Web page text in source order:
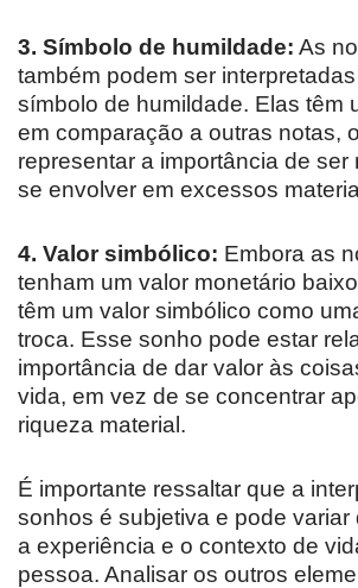
3. Símbolo de humildade: As
também podem ser
símbolo de humildade. Elas têm
em comparação a outras notas,
representar a importância de ser
se envolver em excessos
4. Valor simbólico: Embora as
tenham um valor monetário
têm um valor simbólico como
troca. Esse sonho pode estar
importância de dar valor às
vida, em vez de se concentrar
riqueza material.
É importante ressaltar que a
sonhos é subjetiva e pode variar
a experiência e o contexto de
pessoa. Analisar os outros